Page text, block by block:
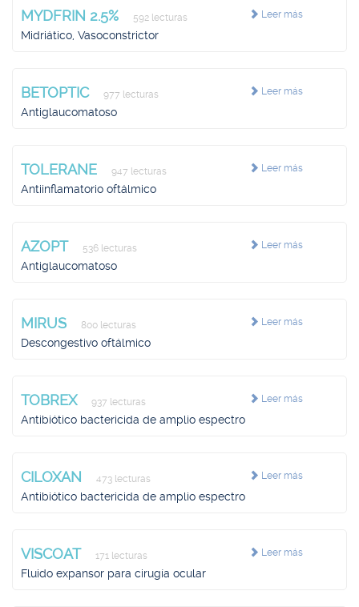
Leer más
MYDFRIN 2.5% 592 lecturas
Midriático, Vasoconstrictor
Leer más
BETOPTIC 977 lecturas
Antiglaucomatoso
Leer más
TOLERANE 947 lecturas
Antiinflamatorio oftálmico
Leer más
AZOPT 536 lecturas
Antiglaucomatoso
Leer más
MIRUS 800 lecturas
Descongestivo oftálmico
Leer más
TOBREX 937 lecturas
Antibiótico bactericida de amplio espectro
Leer más
CILOXAN 473 lecturas
Antibiótico bactericida de amplio espectro
Leer más
VISCOAT 171 lecturas
Fluido expansor para cirugía ocular